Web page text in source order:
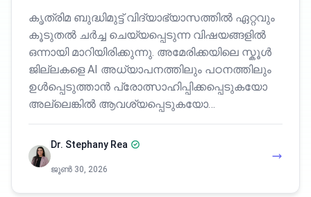
കൃത്രിമ ബുദ്ധിമുട്ട് വിദ്യാഭ്യാസത്തിൽ ഏറ്റവും
കൂടുതൽ ചർച്ച ചെയ്യപ്പെടുന്ന വിഷയങ്ങളിൽ
ഒന്നായി മാറിയിരിക്കുന്നു. അമേരിക്കയിലെ സ്കൂൾ
ജില്ലകളെ AI അധ്യാപനത്തിലും പഠനത്തിലും
ഉൾപ്പെടുത്താൻ പ്രോത്സാഹിപ്പിക്കപ്പെടുകയോ
അല്ലെങ്കിൽ ആവശ്യപ്പെടുകയോ…
Dr. Stephany Rea
ജൂൺ 30, 2026